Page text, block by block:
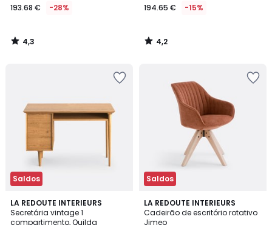
193.68 € -28%
4,3
/
194.65 € -15%
4,2
/
Saldos
LA REDOUTE INTERIEURS
Secretária vintage 1
compartimento, Quilda
4
/
5
Saldos
LA REDOUTE INTERIEURS
Cadeirão de escritório rotativo
Jimeo
4,3
/ 5
2
Cores